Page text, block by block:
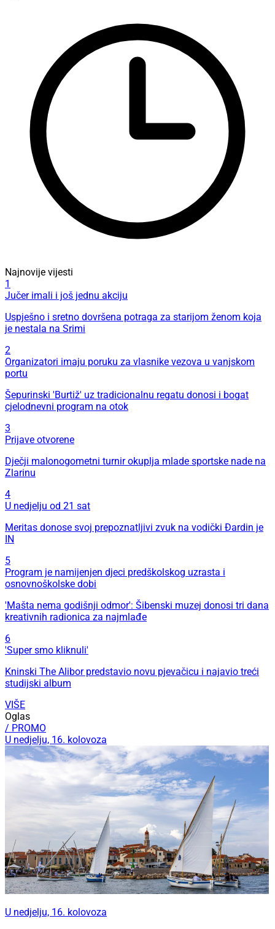
Najnovije vijesti
1
Jučer imali i još jednu akciju
Uspješno i sretno dovršena potraga za starijom ženom koja
je nestala na Srimi
2
Organizatori imaju poruku za vlasnike vezova u vanjskom
portu
Šepurinski 'Burtiž' uz tradicionalnu regatu donosi i bogat
cjelodnevni program na otok
3
Prijave otvorene
Dječji malonogometni turnir okuplja mlade sportske nade na
Zlarinu
4
U nedjelju od 21 sat
Meritas donose svoj prepoznatljivi zvuk na vodički Đardin je
IN
5
Program je namijenjen djeci predškolskog uzrasta i
osnovnoškolske dobi
'Mašta nema godišnji odmor': Šibenski muzej donosi tri dana
kreativnih radionica za najmlađe
6
'Super smo kliknuli'
Kninski The Alibor predstavio novu pjevačicu i najavio treći
studijski album
VIŠE
Oglas
/ PROMO
U nedjelju, 16. kolovoza
U nedjelju, 16. kolovoza